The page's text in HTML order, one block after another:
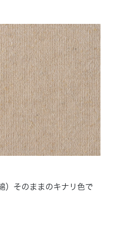
）そのままのキナリ色で